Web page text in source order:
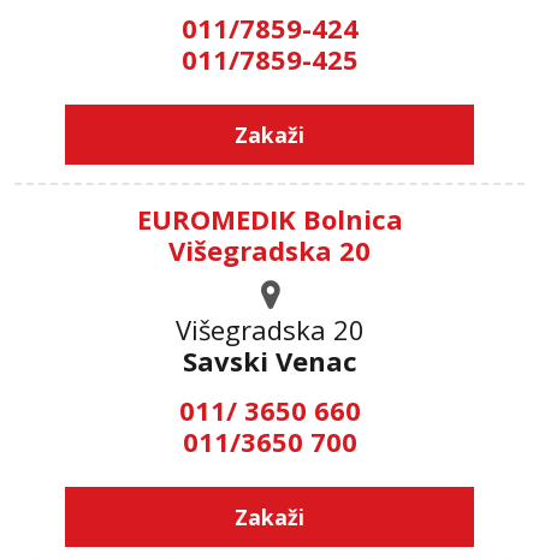
011/7859-424
011/7859-425
Zakaži
EUROMEDIK Bolnica
Višegradska 20
Višegradska 20
Savski Venac
011/ 3650 660
011/3650 700
Zakaži